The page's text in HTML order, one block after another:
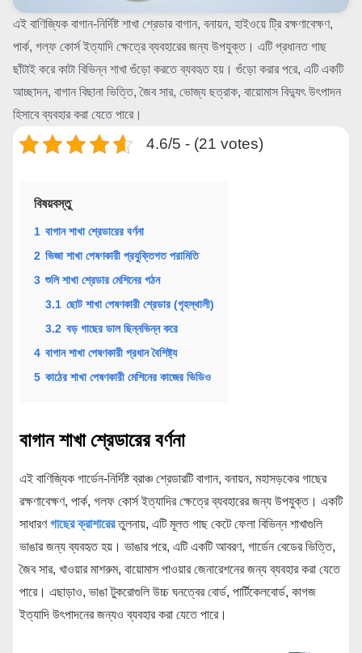
এই বাণিজ্যিক বাগান-নির্দিষ্ট শাখা শ্রেডার বাগান, বনায়ন, হাইওয়ে ট্রি রক্ষণাবেক্ষণ,
পার্ক, গল্ফ কোর্স ইত্যাদি ক্ষেত্রে ব্যবহারের জন্য উপযুক্ত। এটি প্রধানত গাছ
ছাঁটাই করে কাটা বিভিন্ন শাখা গুঁড়ো করতে ব্যবহৃত হয়। গুঁড়ো করার পরে, এটি একটি
আচ্ছাদন, বাগান বিছানা ভিত্তি, জৈব সার, ভোজ্য ছত্রাক, বায়োমাস বিদ্যুৎ উৎপাদন
হিসাবে ব্যবহার করা যেতে পারে।
4.6/5 - (21 votes)
বিষয়বস্তু
1 বাগান শাখা শ্রেডারের বর্ণনা
2 ভিজা শাখা পেষণকারী প্রযুক্তিগত পরামিতি
3 শুলি শাখা শ্রেডার মেশিনের গঠন
3.1 ছোট শাখা পেষণকারী শ্রেডার (গৃহস্থালী)
3.2 বড় গাছের ডাল ছিন্নভিন্ন করে
4 বাগান শাখা পেষণকারী প্রধান বৈশিষ্ট্য
5 কাঠের শাখা পেষণকারী মেশিনের কাজের ভিডিও
বাগান শাখা শ্রেডারের বর্ণনা
এই বাণিজ্যিক গার্ডেন-নির্দিষ্ট ব্রাঞ্চ শ্রেডারটি বাগান, বনায়ন, মহাসড়কের গাছের
রক্ষণাবেক্ষণ, পার্ক, গলফ কোর্স ইত্যাদির ক্ষেত্রে ব্যবহারের জন্য উপযুক্ত। একটি
সাধারণগাছের ক্রাশারেরতুলনায়, এটি মূলত গাছ কেটে ফেলা বিভিন্ন শাখাগুলি
ভাঙার জন্য ব্যবহৃত হয়। ভাঙার পরে, এটি একটি আবরণ, গার্ডেন বেডের ভিত্তি,
জৈব সার, খাওয়ার মাশরুম, বায়োমাস পাওয়ার জেনারেশনের জন্য ব্যবহার করা যেতে
পারে। এছাড়াও, ভাঙা টুকরোগুলি উচ্চ ঘনত্বের বোর্ড, পার্টিকেলবোর্ড, কাগজ
ইত্যাদি উৎপাদনের জন্যও ব্যবহার করা যেতে পারে।